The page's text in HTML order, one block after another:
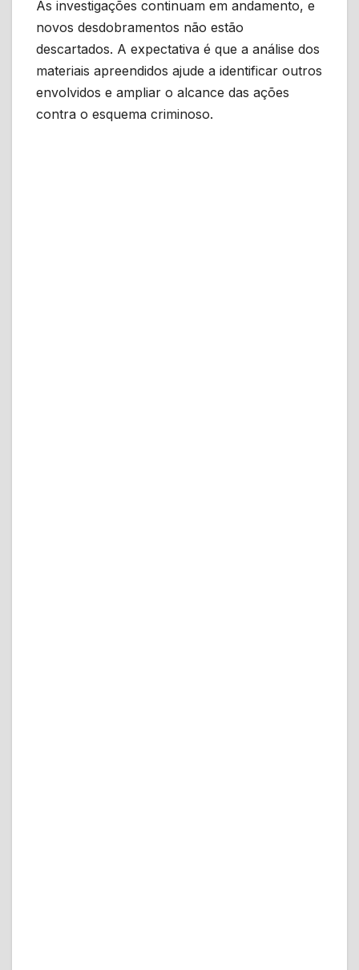
As investigações continuam em andamento, e
novos desdobramentos não estão
descartados. A expectativa é que a análise dos
materiais apreendidos ajude a identificar outros
envolvidos e ampliar o alcance das ações
contra o esquema criminoso.